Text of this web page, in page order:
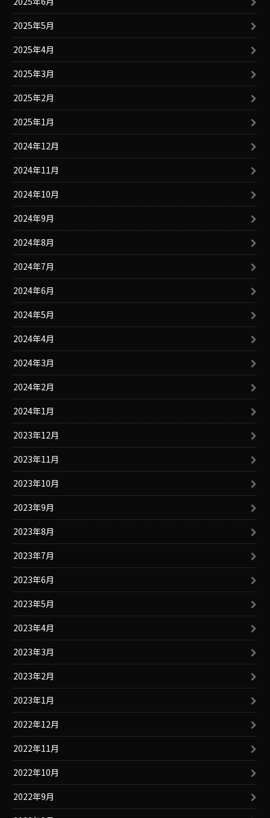
2025年5月
2025年4月
2025年3月
2025年2月
2025年1月
2024年12月
2024年11月
2024年10月
2024年9月
2024年8月
2024年7月
2024年6月
2024年5月
2024年4月
2024年3月
2024年2月
2024年1月
2023年12月
2023年11月
2023年10月
2023年9月
2023年8月
2023年7月
2023年6月
2023年5月
2023年4月
2023年3月
2023年2月
2023年1月
2022年12月
2022年11月
2022年10月
2022年9月